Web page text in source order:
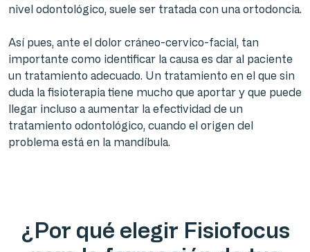
nivel odontológico, suele ser tratada con una ortodoncia.
Así pues, ante el dolor cráneo-cervico-facial, tan
importante como identificar la causa es dar al paciente
un tratamiento adecuado. Un tratamiento en el que sin
duda la fisioterapia tiene mucho que aportar y que puede
llegar incluso a aumentar la efectividad de un
tratamiento odontológico, cuando el origen del
problema está en la mandíbula.
¿Por qué elegir Fisiofocus